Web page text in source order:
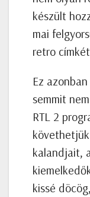
készült
mai
retro
Ez
semmit
RTL 2
kalandjait,
kissé